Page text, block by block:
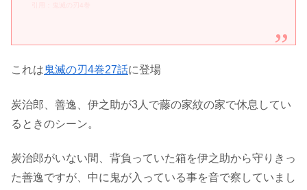
これは鬼滅の刃4巻27話に登場
炭治郎、善逸、伊之助が3人で藤の家紋の家で休息してい
るときのシーン。
炭治郎がいない間、背負っていた箱を伊之助から守りきっ
た善逸ですが、中に鬼が入っている事を音で察していまし